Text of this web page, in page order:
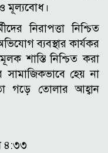
ও মূল্যবোধ।
নিরাপত্তা নিশ্চিত
ব্যবস্থার কার্যকর
শাস্তি নিশ্চিত করা
হেয় না
গড়ে তোলার আহ্বান
৪:৩৩